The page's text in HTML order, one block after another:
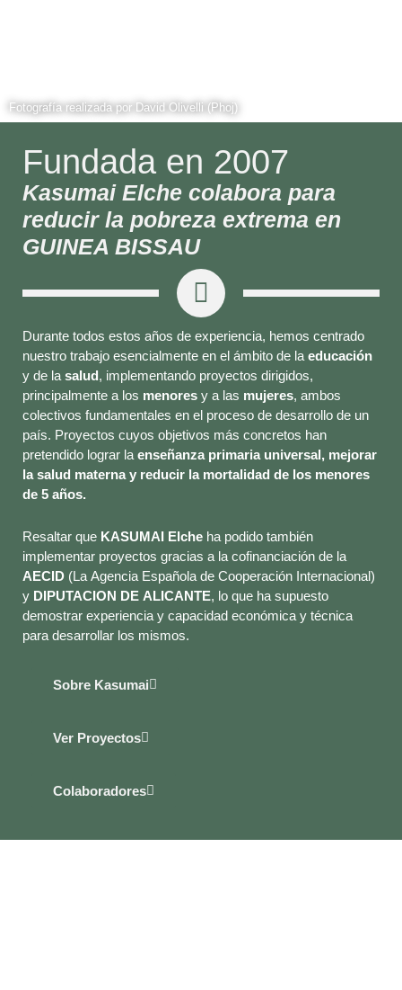
Fotografía realizada por David Olivelli (Phoj)
Fundada en 2007
Kasumai Elche colabora para
reducir la pobreza extrema en
GUINEA BISSAU
Durante todos estos años de experiencia, hemos centrado
nuestro trabajo esencialmente en el ámbito de la educación
y de la salud, implementando proyectos dirigidos,
principalmente a los menores y a las mujeres, ambos
colectivos fundamentales en el proceso de desarrollo de un
país. Proyectos cuyos objetivos más concretos han
pretendido lograr la enseñanza primaria universal, mejorar
la salud materna y reducir la mortalidad de los menores
de 5 años.
Resaltar que KASUMAI Elche ha podido también
implementar proyectos gracias a la cofinanciación de la
AECID (La Agencia Española de Cooperación Internacional)
y DIPUTACION DE ALICANTE, lo que ha supuesto
demostrar experiencia y capacidad económica y técnica
para desarrollar los mismos.
Sobre Kasumai
Ver Proyectos
Colaboradores